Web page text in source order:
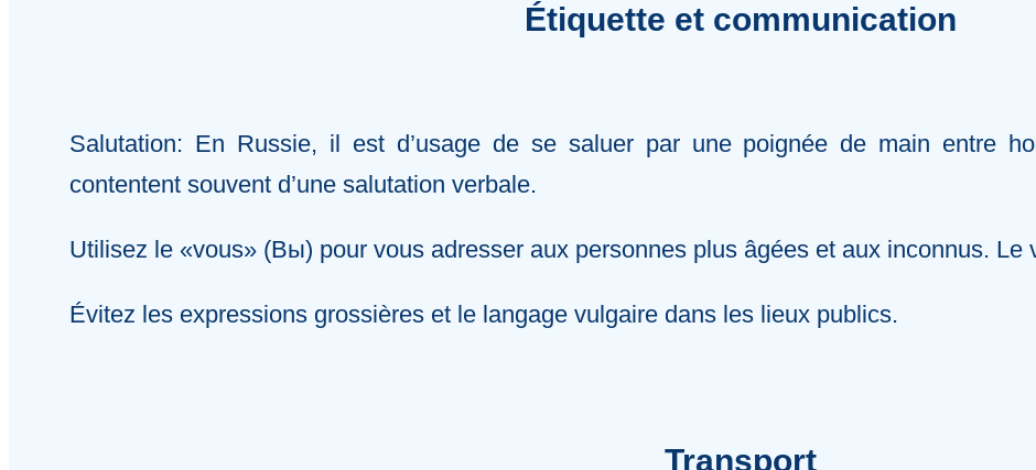
Étiquette et communication
Salutation: En Russie, il est d’usage de se saluer par une poignée de main entre
contentent souvent d’une salutation verbale.
Utilisez le «vous» (Вы) pour vous adresser aux personnes plus âgées et aux inconnus. Le
Évitez les expressions grossières et le langage vulgaire dans les lieux publics.
Transport